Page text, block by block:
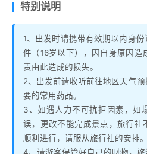
特别说明
1、出发时请携带有效期以内身
件（16岁以下），因自身原因造
责由此造成的损失。
2、出发前请收听前往地区天气
要的常用药品。
3、如遇人力不可抗拒因素，如
误，更改不能完成景点，旅行社
顺利进行，请服从旅行社的安排。